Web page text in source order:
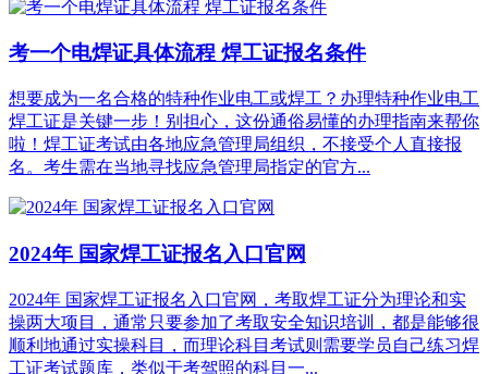
考一个电焊证具体流程 焊工证报名条件
想要成为一名合格的特种作业电工或焊工？办理特种作业电工
焊工证是关键一步！别担心，这份通俗易懂的办理指南来帮你
啦！焊工证考试由各地应急管理局组织，不接受个人直接报
名。考生需在当地寻找应急管理局指定的官方...
2024年 国家焊工证报名入口官网
2024年 国家焊工证报名入口官网，考取焊工证分为理论和实
操两大项目，通常只要参加了考取安全知识培训，都是能够很
顺利地通过实操科目，而理论科目考试则需要学员自己练习焊
工证考试题库，类似于考驾照的科目一...